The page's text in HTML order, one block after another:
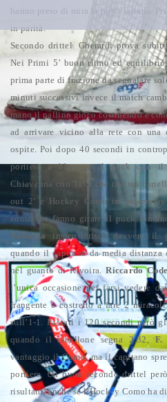
hanno preso di mira la porta lariana.
in parità.
Secondo drittel. Gherardi prova
Nei Primi 5’ buon ritmo ed
prima parte di frazione da segnalare
minuti successivi invece il match
mano il pallino gioco costruendo e
ad arrivare vicino alla rete con una
ospite. Poi dopo 40 secondi in
portiere a bloccare il puck con
Chiavenna con Tava che tira sui
out 2’ e Hockey Como in
comasche fanno girare il puck
Vallazza impensierisce davvero il
quando il capitano da media
nel guanto di Rivoira.Riccardo
l’unica occasione per farsi vedere
frangente è costretto a fare 2
sull’1-1. Passati i 120 secondi però
quando il tabellone segna 2:32,F.
vantaggio il Como, ma il capitano
portiere.Un buon secondo drittel
risultato, anche se l’Hockey Como ha